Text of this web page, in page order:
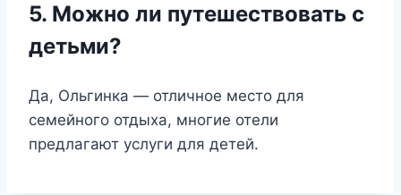
5. Можно ли путешествовать с
детьми?
Да, Ольгинка — отличное место для
семейного отдыха, многие отели
предлагают услуги для детей.